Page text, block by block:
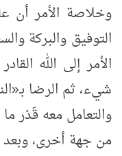
وخلاصة الأمر أن
التوفيق والبركة
الأمر إلى الله
شيء، ثم الرضا
والتعامل معه قَدْر
من جهة أخرى، وبعد